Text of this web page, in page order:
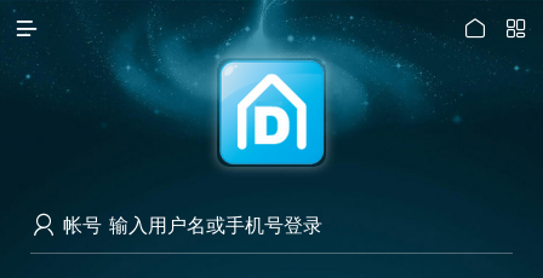
访问电脑版
 

 帐号